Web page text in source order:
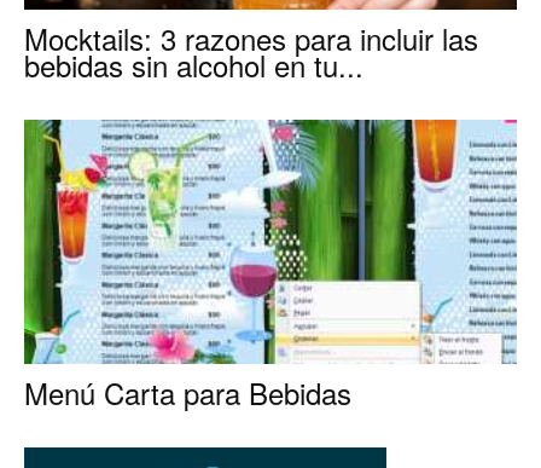
Capacitación
para
Restaurantes
|
Menus
Mocktails: 3 razones para incluir las
bebidas sin alcohol en tu...
Menú Carta para Bebidas